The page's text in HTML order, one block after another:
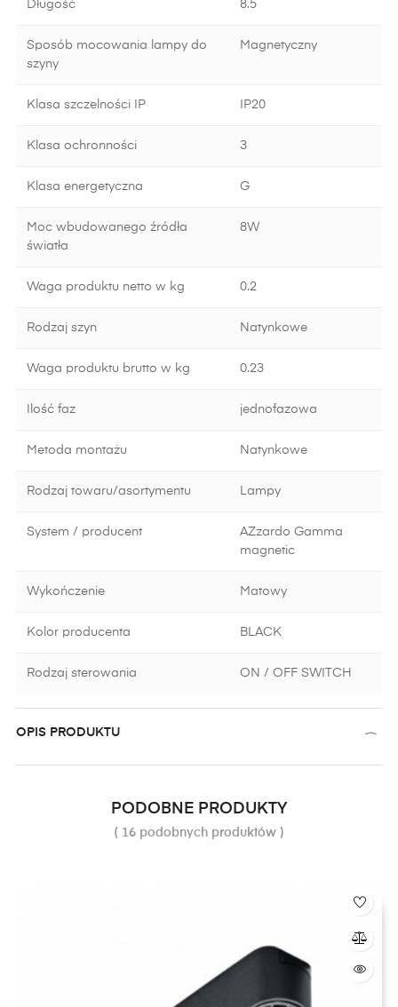
Długość 8.5
Sposób mocowania lampy do
szyny
Magnetyczny
Klasa szczelności IP IP20
Klasa ochronności 3
Klasa energetyczna G
Moc wbudowanego źródła
światła
8W
Waga produktu netto w kg 0.2
Rodzaj szyn Natynkowe
Waga produktu brutto w kg 0.23
Ilość faz jednofazowa
Metoda montażu Natynkowe
Rodzaj towaru/asortymentu Lampy
System / producent
AZzardo Gamma
magnetic
Wykończenie Matowy
Kolor producenta BLACK
Rodzaj sterowania ON / OFF SWITCH
OPIS PRODUKTU
PODOBNE PRODUKTY
( 16 podobnych produktów )